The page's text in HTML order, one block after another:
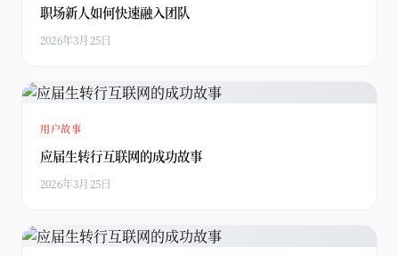
职场新人如何快速融入团队
2026年3月25日
用户故事
应届生转行互联网的成功故事
2026年3月25日